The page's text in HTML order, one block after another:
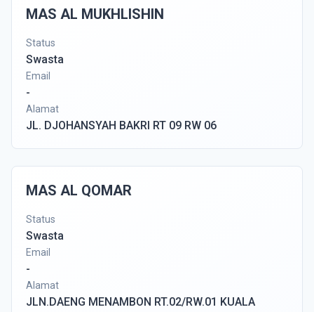
MAS AL MUKHLISHIN
Status
Swasta
Email
-
Alamat
JL. DJOHANSYAH BAKRI RT 09 RW 06
MAS AL QOMAR
Status
Swasta
Email
-
Alamat
JLN.DAENG MENAMBON RT.02/RW.01 KUALA